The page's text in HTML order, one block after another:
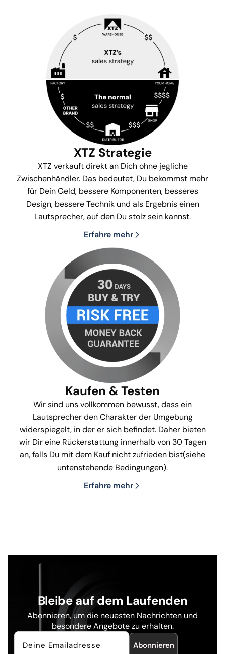
XTZ Strategie
XTZ verkauft direkt an Dich ohne jegliche
Zwischenhändler. Das bedeutet, Du bekommst mehr
für Dein Geld, bessere Komponenten, besseres
Design, bessere Technik und als Ergebnis einen
Lautsprecher, auf den Du stolz sein kannst.
Erfahre mehr
Kaufen & Testen
Wir sind uns vollkommen bewusst, dass ein
Lautsprecher den Charakter der Umgebung
widerspiegelt, in der er sich befindet. Daher bieten
wir Dir eine Rückerstattung innerhalb von 30 Tagen
an, falls Du mit dem Kauf nicht zufrieden bist(siehe
untenstehende Bedingungen).
Erfahre mehr
Bleibe auf dem Laufenden
Abonnieren, um die neuesten Nachrichten und
besondere Angebote zu erhalten.
Abonnieren